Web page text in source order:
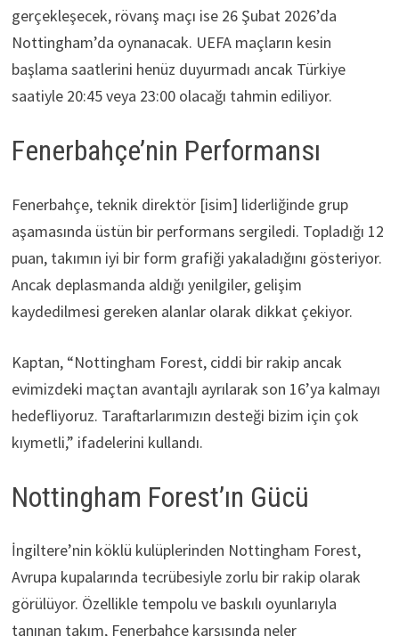
gerçekleşecek, rövanş maçı ise 26 Şubat 2026’da
Nottingham’da oynanacak. UEFA maçların kesin
başlama saatlerini henüz duyurmadı ancak Türkiye
saatiyle 20:45 veya 23:00 olacağı tahmin ediliyor.
Fenerbahçe’nin Performansı
Fenerbahçe, teknik direktör [isim] liderliğinde grup
aşamasında üstün bir performans sergiledi. Topladığı 12
puan, takımın iyi bir form grafiği yakaladığını gösteriyor.
Ancak deplasmanda aldığı yenilgiler, gelişim
kaydedilmesi gereken alanlar olarak dikkat çekiyor.
Kaptan, “Nottingham Forest, ciddi bir rakip ancak
evimizdeki maçtan avantajlı ayrılarak son 16’ya kalmayı
hedefliyoruz. Taraftarlarımızın desteği bizim için çok
kıymetli,” ifadelerini kullandı.
Nottingham Forest’ın Gücü
İngiltere’nin köklü kulüplerinden Nottingham Forest,
Avrupa kupalarında tecrübesiyle zorlu bir rakip olarak
görülüyor. Özellikle tempolu ve baskılı oyunlarıyla
tanınan takım, Fenerbahçe karşısında neler